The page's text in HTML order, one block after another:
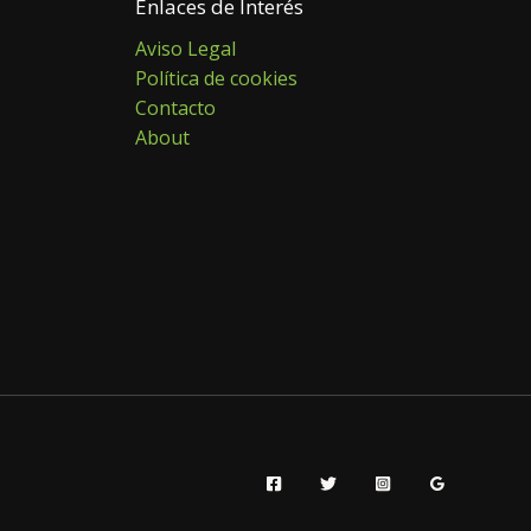
Enlaces de Interés
Aviso Legal
Política de cookies
Contacto
About